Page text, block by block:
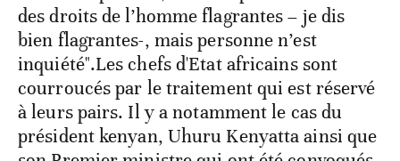
des droits de l’homme flagrantes – je dis
bien flagrantes-, mais personne n’est
inquiété".Les chefs d'Etat africains sont
courroucés par le traitement qui est réservé
à leurs pairs. Il y a notamment le cas du
président kenyan, Uhuru Kenyatta ainsi que